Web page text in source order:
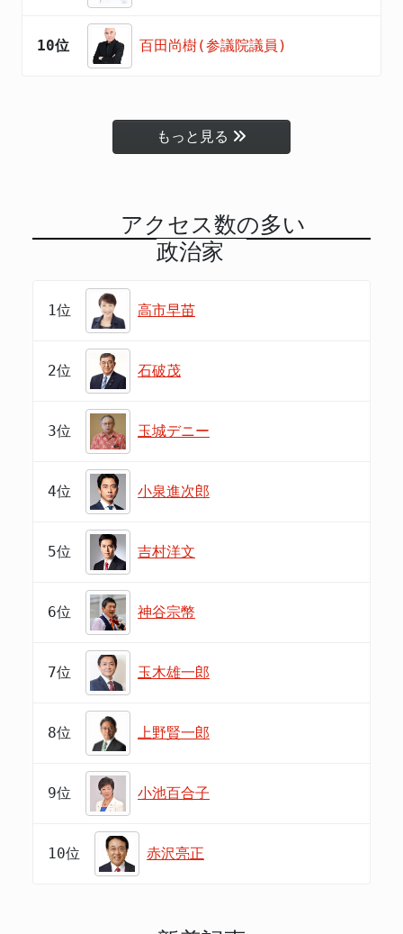
10位 百田尚樹(参議院議員)
もっと見る
アクセス数の多い
政治家
1位 高市早苗
2位 石破茂
3位 玉城デニー
4位 小泉進次郎
5位 吉村洋文
6位 神谷宗幣
7位 玉木雄一郎
8位 上野賢一郎
9位 小池百合子
10位 赤沢亮正